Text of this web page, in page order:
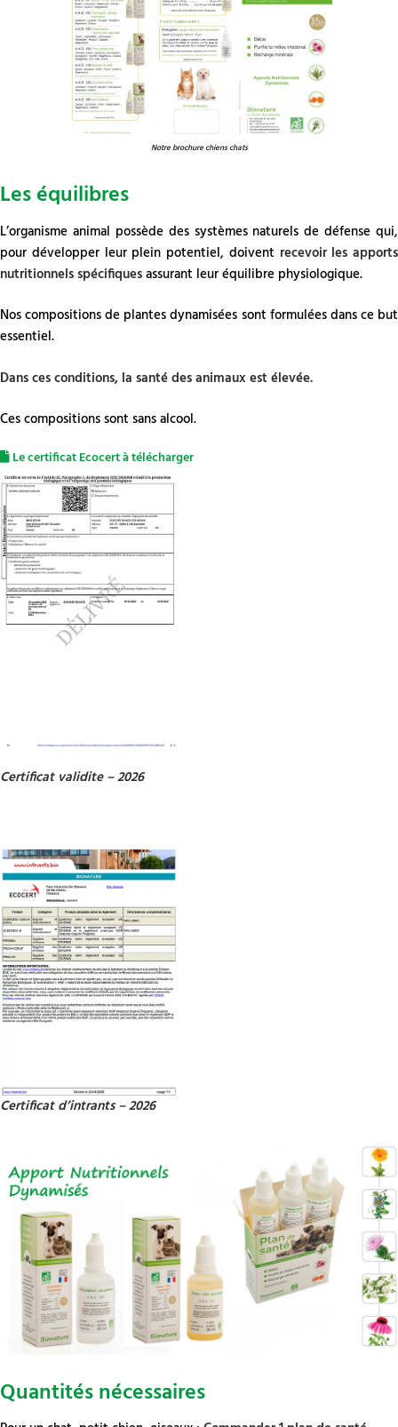
Notre brochure chiens chats
Les équilibres
L’organisme animal possède des systèmes naturels de défense qui,
pour développer leur plein potentiel, doivent recevoir les apports
nutritionnels spécifiquesassurant leur équilibre physiologique.
Nos compositions de plantes dynamisées sont formulées dans ce but
essentiel.
Dans ces conditions, la santé des animaux est élevée.
Ces compositions sont sans alcool.
Le certificat Ecocert à télécharger
Certificat validite – 2026
Certificat d’intrants – 2026
Quantités nécessaires